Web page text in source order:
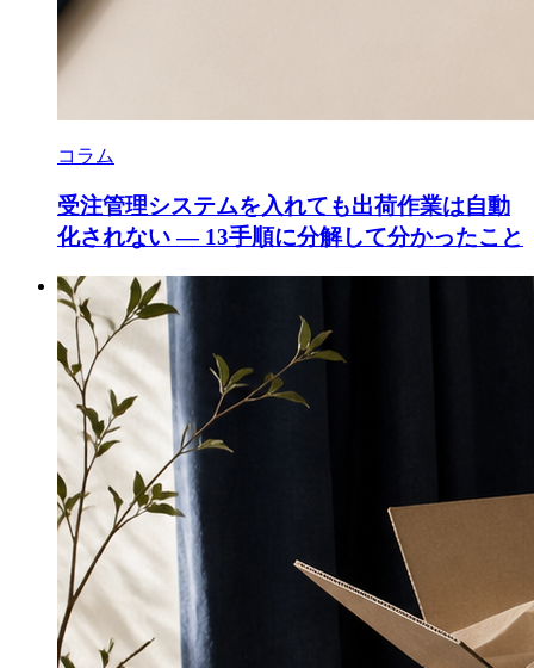
コラム
受注管理システムを入れても出荷作業は自動
化されない — 13手順に分解して分かったこと